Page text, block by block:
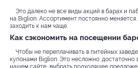
Это далеко не все виды акций в барах и
на Biglion. Ассортимент постоянно
заходить к нам чаще.
Как сэкономить на посещении
Чтобы не переплачивать в питейных
купонами Biglion. Это несложно: достаточно